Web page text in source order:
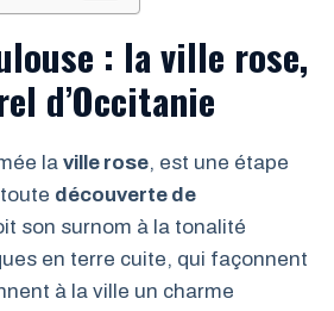
: la ville rose,
d’Occitanie
la ville rose, est une étape
découverte de
son surnom à la tonalité
en terre cuite, qui façonnent
à la ville un charme